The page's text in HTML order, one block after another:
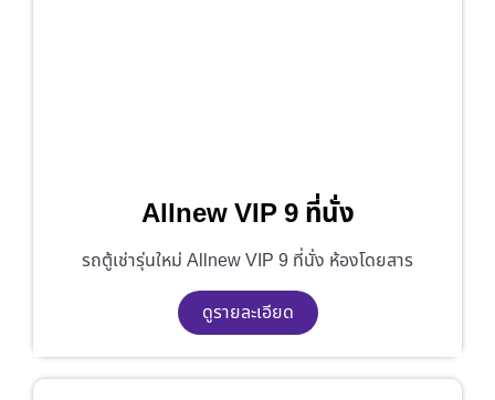
Allnew VIP 9 ที่นั่ง
รถตู้เช่ารุ่นใหม่ Allnew VIP 9 ที่นั่ง ห้องโดยสาร
ดูรายละเอียด